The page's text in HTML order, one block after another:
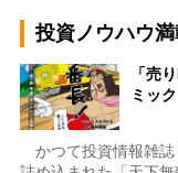
投資ノウハウ満
「売
ミッ
かつて投資情報雑誌